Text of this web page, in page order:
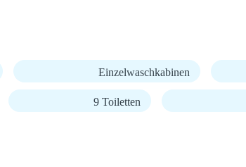
Einzelwaschkabinen
9 Toiletten